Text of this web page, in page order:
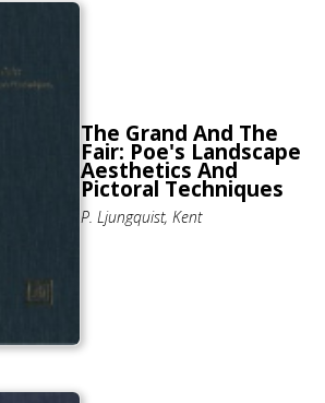
The Grand And The
Fair: Poe's Landscape
Aesthetics And
Pictoral Techniques
P. Ljungquist, Kent